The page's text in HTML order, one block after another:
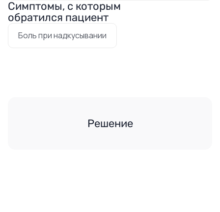
Симптомы, с которым
обратился пациент
Боль при надкусывании
Решение